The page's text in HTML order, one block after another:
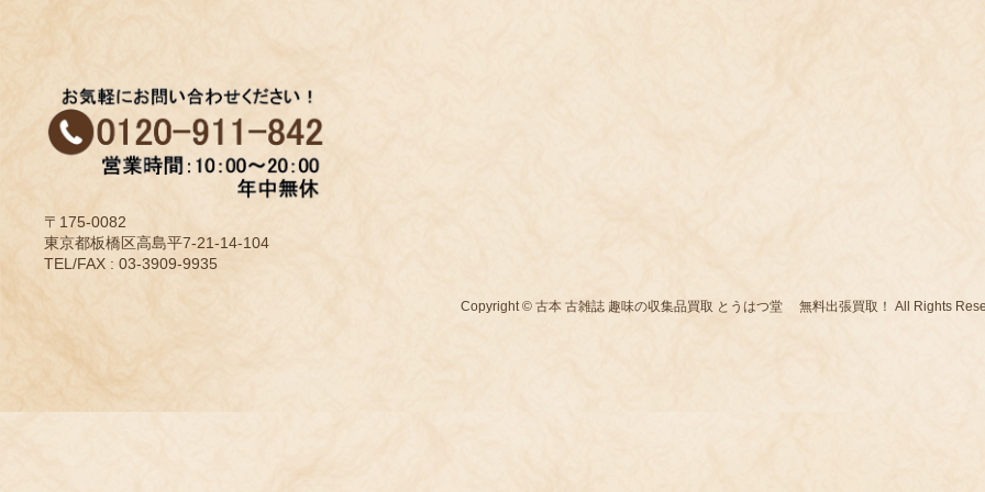
〒175-0082
東京都板橋区高島平7-21-14-104
TEL/FAX : 03-3909-9935
Copyright © 古本 古雑誌 趣味の収集品買取 とうはつ堂 無料出張買取！ All Rights